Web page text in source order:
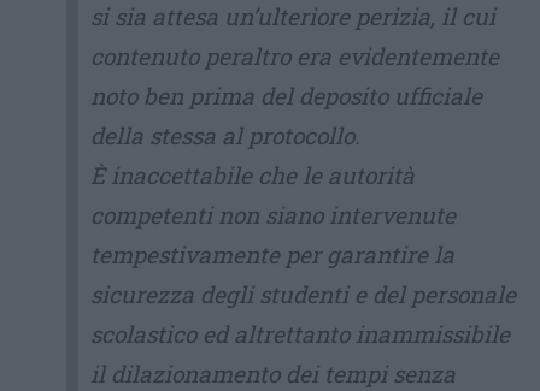
si sia attesa un’ulteriore perizia, il cui
contenuto peraltro era evidentemente
noto ben prima del deposito ufficiale
della stessa al protocollo.
È inaccettabile che le autorità
competenti non siano intervenute
tempestivamente per garantire la
sicurezza degli studenti e del personale
scolastico ed altrettanto inammissibile
il dilazionamento dei tempi senza